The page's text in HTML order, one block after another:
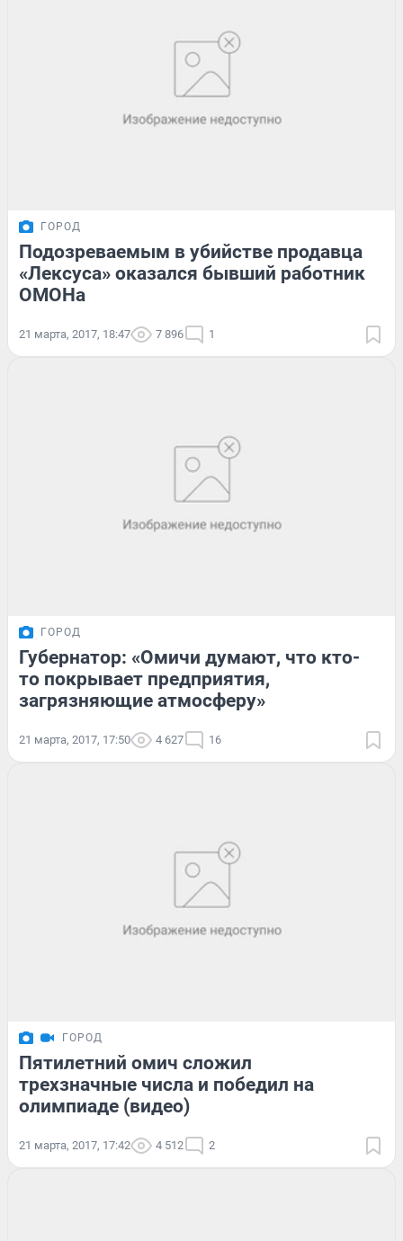
ГОРОД
Подозреваемым в убийстве продавца
«Лексуса» оказался бывший работник
ОМОНа
21 марта, 2017, 18:47 7 896 1
ГОРОД
Губернатор: «Омичи думают, что кто-
то покрывает предприятия,
загрязняющие атмосферу»
21 марта, 2017, 17:50 4 627 16
ГОРОД
Пятилетний омич сложил
трехзначные числа и победил на
олимпиаде (видео)
21 марта, 2017, 17:42 4 512 2